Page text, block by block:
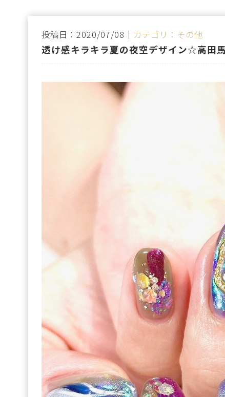
投稿日：2020/07/08｜ カテゴリ：その他
透け感キラキラ夏の夜空デザイン☆高田